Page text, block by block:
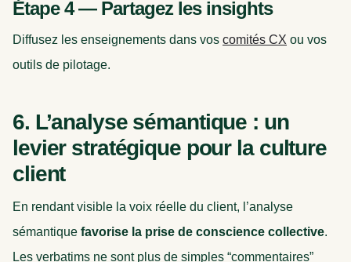
Étape 4 — Partagez les insights
Diffusez les enseignements dans vos comités CX ou vos
outils de pilotage.
6. L’analyse sémantique : un
levier stratégique pour la culture
client
En rendant visible la voix réelle du client, l’analyse
sémantique favorise la prise de conscience collective.
Les verbatims ne sont plus de simples “commentaires”